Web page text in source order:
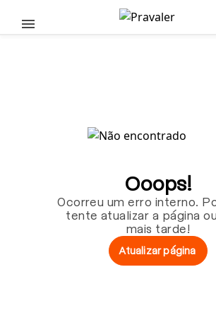
Pular para o conteúdo principal
Ooops!
Ocorreu um erro interno.
tente atualizar a página
mais tarde!
Atualizar página